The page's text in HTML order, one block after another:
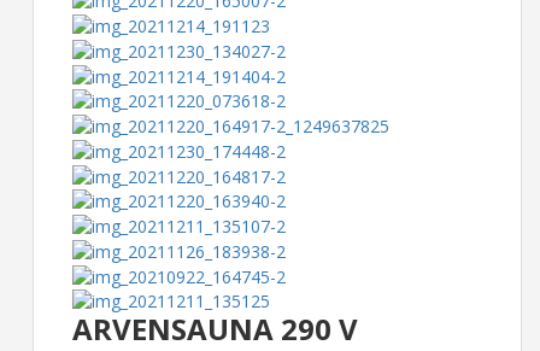
ARVENSAUNA 290 V